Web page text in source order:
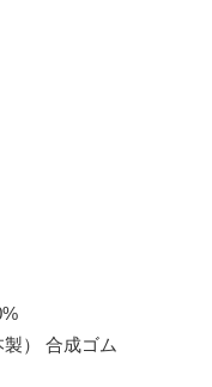
） 合成ゴム